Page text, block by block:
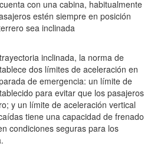
con una cabina, habitualmente
estén siempre en posición
sea inclinada
inclinada, la norma de
dos límites de aceleración en
de emergencia: un límite de
para evitar que los pasajeros
y un límite de aceleración vertical
tiene una capacidad de frenado
condiciones seguras para los